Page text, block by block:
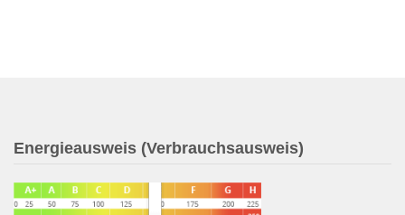
Energieausweis (Verbrauchsausweis)